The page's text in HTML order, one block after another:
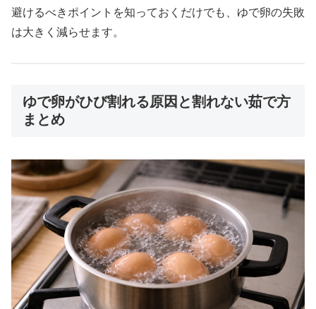
避けるべきポイントを知っておくだけでも、ゆで卵の失敗
は大きく減らせます。
ゆで卵がひび割れる原因と割れない茹で方
まとめ